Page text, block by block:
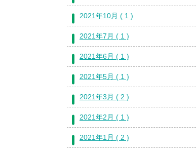
2021年10月 ( 1 )
2021年7月 ( 1 )
2021年6月 ( 1 )
2021年5月 ( 1 )
2021年3月 ( 2 )
2021年2月 ( 1 )
2021年1月 ( 2 )